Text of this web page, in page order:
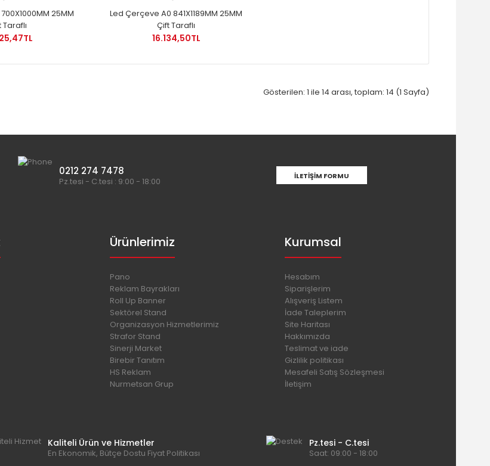
25MM
Taraflı
Led Çerçeve A0 841X1189MM 25MM
Çift Taraflı
16.134,50TL
Gösterilen: 1 ile 14 arası, toplam: 14 (1 Sayfa)
0212 274 7478
Pz.tesi - C.tesi : 9:00 - 18:00 İLETIŞIM FORMU
Ürünlerimiz
Pano
Reklam Bayrakları
Roll Up Banner
Sektörel Stand
Organizasyon Hizmetlerimiz
Strafor Stand
Sinerji Market
Birebir Tanıtım
HS Reklam
Nurmetsan Grup
Kurumsal
Hesabım
Siparişlerim
Alışveriş Listem
İade Taleplerim
Site Haritası
Hakkımızda
Teslimat ve iade
Gizlilik politikası
Mesafeli Satış Sözleşmesi
İletişim
Kaliteli Ürün ve Hizmetler
En Ekonomik, Bütçe Dostu Fiyat Politikası
Pz.tesi - C.tesi
Saat: 09:00 - 18:00